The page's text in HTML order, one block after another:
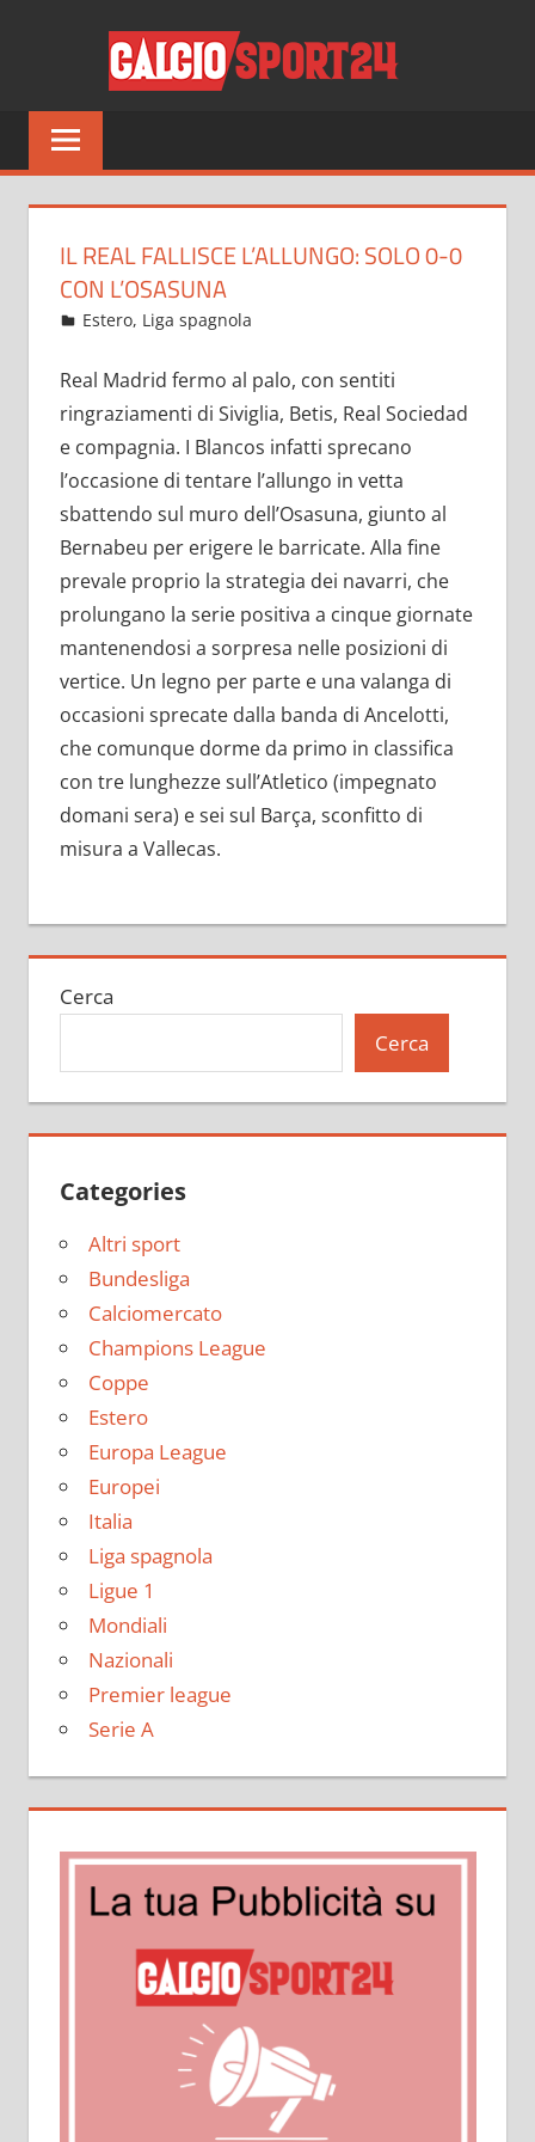
Tutto
sul
del
solo
IL REAL FALLISCE L’ALLUNGO: SOLO 0-0
CON L’OSASUNA
Ottobre 28, 2021
admin
Estero, Liga spagnola
Real Madrid fermo al palo, con sentiti
ringraziamenti di Siviglia, Betis, Real Sociedad
e compagnia. I Blancos infatti sprecano
l’occasione di tentare l’allungo in vetta
sbattendo sul muro dell’Osasuna, giunto al
Bernabeu per erigere le barricate. Alla fine
prevale proprio la strategia dei navarri, che
prolungano la serie positiva a cinque giornate
mantenendosi a sorpresa nelle posizioni di
vertice. Un legno per parte e una valanga di
occasioni sprecate dalla banda di Ancelotti,
che comunque dorme da primo in classifica
con tre lunghezze sull’Atletico (impegnato
domani sera) e sei sul Barça, sconfitto di
misura a Vallecas.
Cerca
Cerca
Categories
Altri sport
Bundesliga
Calciomercato
Champions League
Coppe
Estero
Europa League
Europei
Italia
Liga spagnola
Ligue 1
Mondiali
Nazionali
Premier league
Serie A